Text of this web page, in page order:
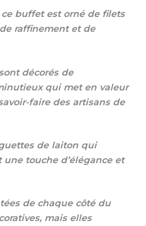
buffet est orné de filets
raffinement et de
décorés de
qui met en valeur
faire des artisans de
de laiton qui
touche d’élégance et
de chaque côté du
mais elles